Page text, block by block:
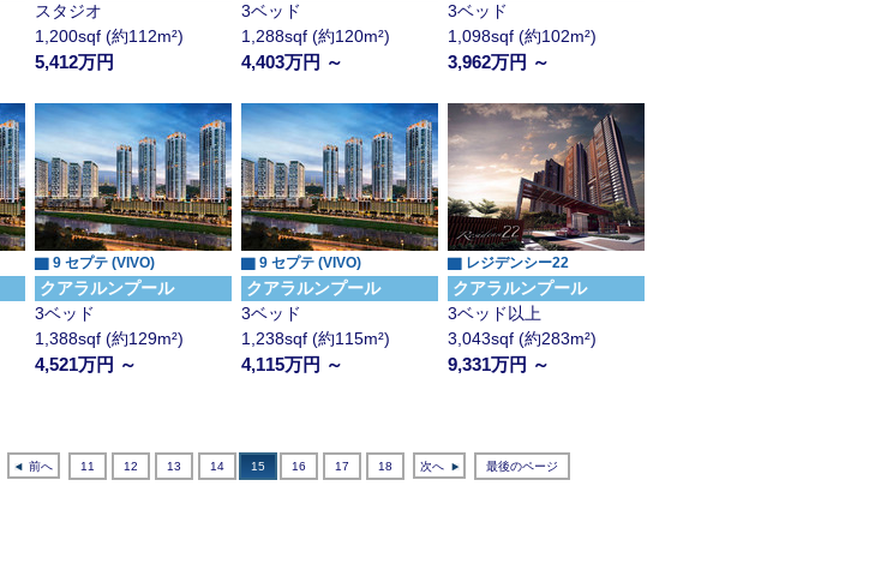
スタジオ
1,200sqf (約112m²)
5,412万円
3ベッド
1,288sqf (約120m²)
4,403万円 ～
3ベッド
1,098sqf (約102m²)
3,962万円 ～
▇ 9 セプテ (VIVO)
クアラルンプール
3ベッド
1,388sqf (約129m²)
4,521万円 ～
▇ 9 セプテ (VIVO)
クアラルンプール
3ベッド
1,238sqf (約115m²)
4,115万円 ～
▇ レジデンシー22
クアラルンプール
3ベッド以上
3,043sqf (約283m²)
9,331万円 ～
前へ 11 12 13 14 15 16 17 18 次へ 最後のページ